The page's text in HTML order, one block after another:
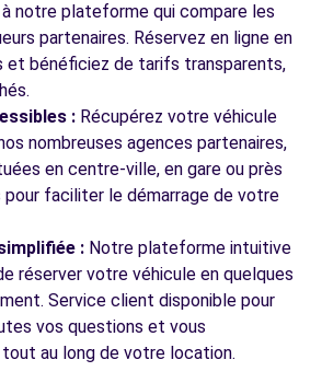
notre plateforme qui compare les
partenaires. Réservez en ligne en
et bénéficiez de tarifs transparents,
: Récupérez votre véhicule
nombreuses agences partenaires,
en centre-ville, en gare ou près
faciliter le démarrage de votre
: Notre plateforme intuitive
réserver votre véhicule en quelques
Service client disponible pour
vos questions et vous
au long de votre location.